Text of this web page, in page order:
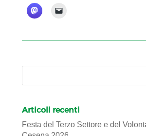
Articoli recenti
Festa del Terzo Settore e del